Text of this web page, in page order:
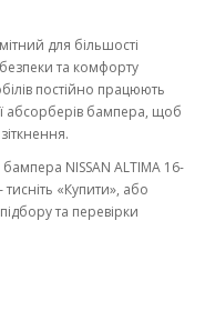
для більшості
та комфорту
постійно працюють
абсорберів бампера, щоб
NISSAN ALTIMA 16-
«Купити», або
та перевірки